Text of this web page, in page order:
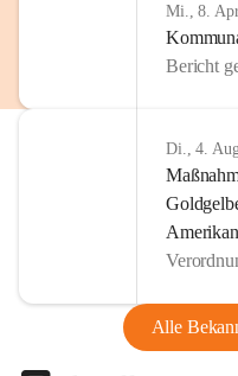
Mi., 8.
Bericht
Di., 4.
Alle